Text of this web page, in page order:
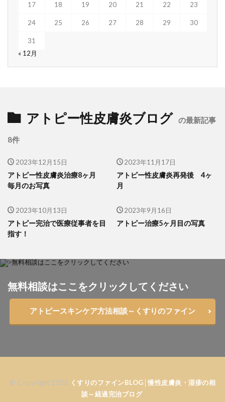
17 18 19 20 21 22 23
24 25 26 27 28 29 30
31
« 12月
アトピー性皮膚炎ブログ の最新記事
8件
2023年12月15日
アトピー性皮膚炎治療8ヶ月
毎月のお写真
2023年11月17日
アトピー性皮膚炎再発後 4ヶ
月
2023年10月13日
アトピー完治で医療従事者を目
指す！
2023年9月16日
アトピー治療5ヶ月目の写真
無料相談はここをクリックしてください
アトピースキンケア方法相談～くすりのファイン
© Copyright 2026 くすりのファインBLOG│慢性皮膚炎・湿疹の相
談～経過完治ブログ.